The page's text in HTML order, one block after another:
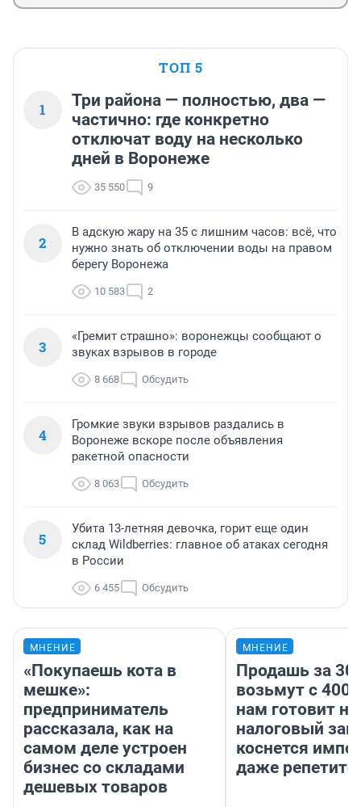
ТОП 5
1
Три района — полностью, два —
частично: где конкретно
отключат воду на несколько
дней в Воронеже
35 550 9
2
В адскую жару на 35 с лишним часов: всё, что
нужно знать об отключении воды на правом
берегу Воронежа
10 583 2
3
«Гремит страшно»: воронежцы сообщают о
звуках взрывов в городе
8 668 Обсудить
4
Громкие звуки взрывов раздались в
Воронеже вскоре после объявления
ракетной опасности
8 063 Обсудить
5
Убита 13-летняя девочка, горит еще один
склад Wildberries: главное об атаках сегодня
в России
6 455 Обсудить
МНЕНИЕ
«Покупаешь кота в
мешке»:
предприниматель
рассказала, как на
самом деле устроен
бизнес со складами
дешевых товаров
МНЕНИЕ
Продашь за
возьмут с
нам готовит
налоговый
коснется
даже